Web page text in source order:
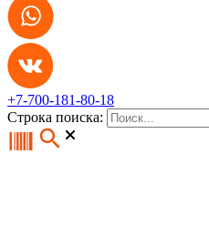
+7-700-181-80-18
Строка поиска: